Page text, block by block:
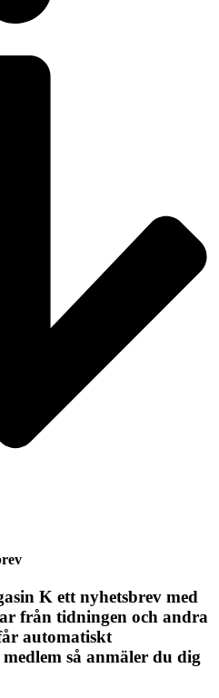
K ett nyhetsbrev med
från tidningen och andra
automatiskt
så anmäler du dig